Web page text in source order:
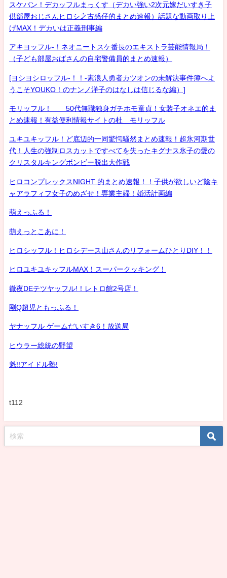
スケバン！デカッフルまっくす（デカい強い2次元嫁だいすき子
供部屋おじさんヒロシ之古惑仔的まとめ速報）話題な動画取り上
げMAX！デカいは正義刑事編
アキヨッフル-！ネオニートスケ番長のエキストラ芸能情報局！
（子ども部屋おばさんの自宅警備員的まとめ速報）
[ヨシヨシロッフル-！！-素浪人勇者カツオンの未解決事件簿へよ
うこそYOUKO！のナンノ洋子のはなしは信じるな編）]
モリッフル！ 50代無職独身ガチホモ童貞！女装子オネエ的ま
とめ速報！有益便利情報サイトの杜 モリッフル
ユキユキッフル！ど底辺的一同驚愕騒然まとめ速報！超氷河期世
代！人生の強制ロスカットですべてを失ったキグナス氷子の愛の
クリスタルキングボンビー脱出大作戦
ヒロコンプレックスNIGHT 的まとめ速報！！子供が欲しいど陰キ
ャアラフィフ女子のめざせ！専業主婦！婚活計画編
萌えっふる！
萌えっとこあに！
ヒロシッフル！ヒロシデース山さんのリフォームひとりDIY！！
ヒロユキユキッフルMAX！スーパークッキング！
徹夜DEテツヤッフル!！レトロ館2号店！
剛Q超児ともっふる！
ヤナッフル ゲームだいすき6！放送局
ヒウラー総統の野望
魁!!アイドル塾!
t112